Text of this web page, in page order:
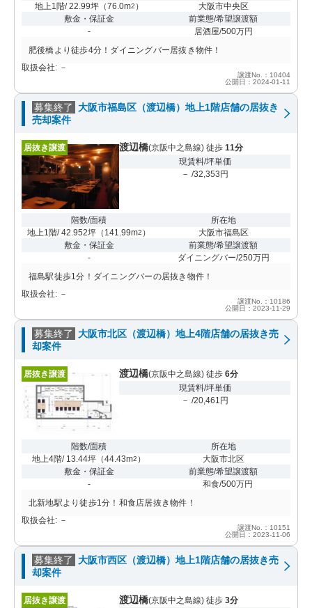
地上1階/ 22.99坪（76.0m2 ）
大阪市中央区
敷金・保証金
-
前業態/希望譲渡額
居酒屋/500万円
肥後橋より徒歩4分！ダイニングバー居抜き物件！
取扱会社: －
譲渡No.：10404
公開日：2024-01-11
募集終了
大阪市福島区（渡辺橋）地上1階店舗の居抜き
売却案件
居抜き譲渡 渡辺橋(京阪中之島線) 徒歩 11分
現賃料/坪単価
－ /32,353円
階数/面積
地上1階/ 42.952坪 （ 141.99m2 ）
所在地
大阪市福島区
敷金・保証金
-
前業態/希望譲渡額
ダイニングバー/250万円
福島駅徒歩1分！ダイニングバーの居抜き物件！
取扱会社: －
譲渡No.：10186
公開日：2023-11-29
募集終了
大阪市北区（渡辺橋）地上4階店舗の居抜き売
却案件
居抜き譲渡 渡辺橋(京阪中之島線) 徒歩 6分
現賃料/坪単価
－ /20,461円
階数/面積
地上4階/ 13.44坪 （44.43m2 ）
所在地
大阪市北区
敷金・保証金
-
前業態/希望譲渡額
和食/500万円
北新地駅より徒歩1分！和食店居抜き物件！
取扱会社: －
譲渡No.：10151
公開日：2023-11-06
募集終了
大阪市西区（渡辺橋）地上1階店舗の居抜き売
却案件
居抜き譲渡 渡辺橋(京阪中之島線) 徒歩 3分